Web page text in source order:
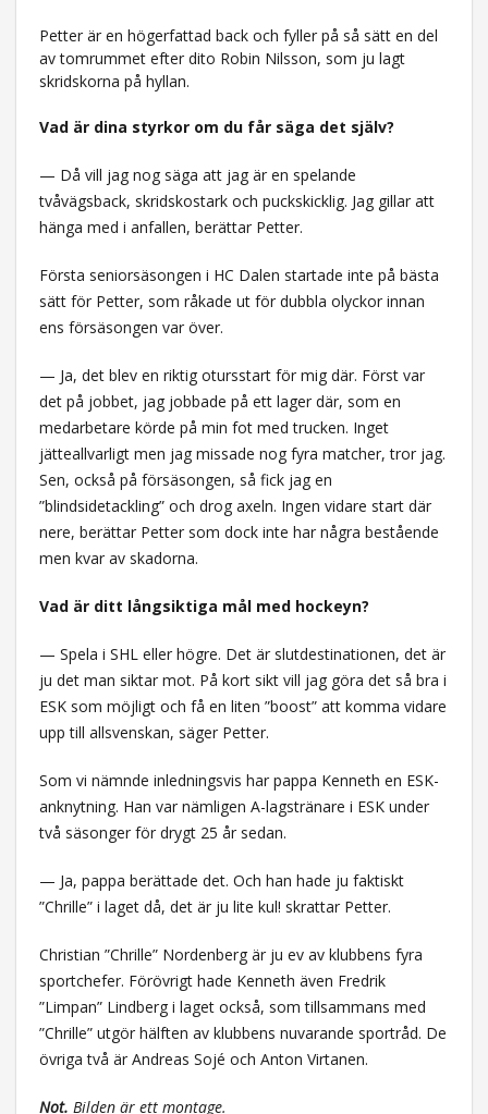
Petter är en högerfattad back och fyller på så sätt en del
av tomrummet efter dito Robin Nilsson, som ju lagt
skridskorna på hyllan.
Vad är dina styrkor om du får säga det själv?
— Då vill jag nog säga att jag är en spelande
tvåvägsback, skridskostark och puckskicklig. Jag gillar att
hänga med i anfallen, berättar Petter.
Första seniorsäsongen i HC Dalen startade inte på bästa
sätt för Petter, som råkade ut för dubbla olyckor innan
ens försäsongen var över.
— Ja, det blev en riktig otursstart för mig där. Först var
det på jobbet, jag jobbade på ett lager där, som en
medarbetare körde på min fot med trucken. Inget
jätteallvarligt men jag missade nog fyra matcher, tror jag.
Sen, också på försäsongen, så fick jag en
”blindsidetackling” och drog axeln. Ingen vidare start där
nere, berättar Petter som dock inte har några bestående
men kvar av skadorna.
Vad är ditt långsiktiga mål med hockeyn?
— Spela i SHL eller högre. Det är slutdestinationen, det är
ju det man siktar mot. På kort sikt vill jag göra det så bra i
ESK som möjligt och få en liten ”boost” att komma vidare
upp till allsvenskan, säger Petter.
Som vi nämnde inledningsvis har pappa Kenneth en ESK-
anknytning. Han var nämligen A-lagstränare i ESK under
två säsonger för drygt 25 år sedan.
— Ja, pappa berättade det. Och han hade ju faktiskt
”Chrille” i laget då, det är ju lite kul! skrattar Petter.
Christian ”Chrille” Nordenberg är ju ev av klubbens fyra
sportchefer. Förövrigt hade Kenneth även Fredrik
”Limpan” Lindberg i laget också, som tillsammans med
”Chrille” utgör hälften av klubbens nuvarande sportråd. De
övriga två är Andreas Sojé och Anton Virtanen.
Not. Bilden är ett montage.